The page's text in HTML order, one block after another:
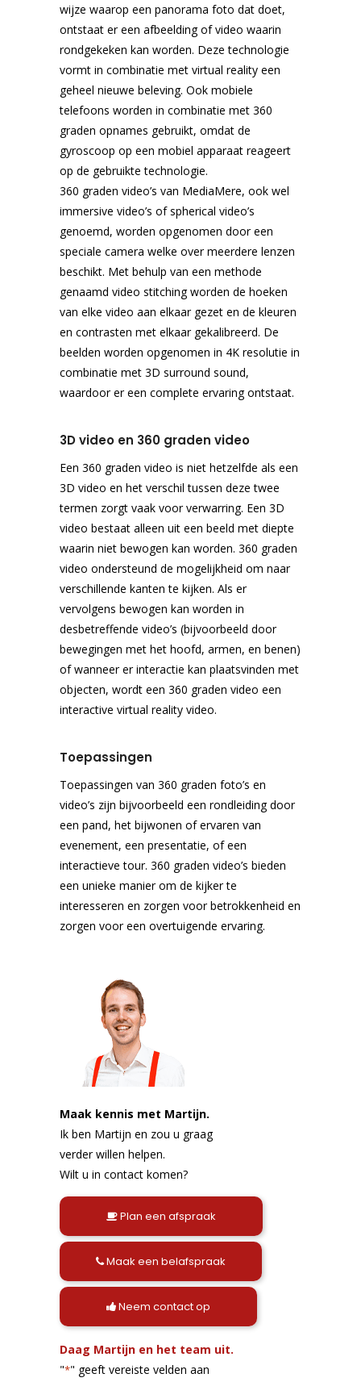
wijze waarop een panorama foto dat doet,
ontstaat er een afbeelding of video waarin
rondgekeken kan worden. Deze technologie
vormt in combinatie met virtual reality een
geheel nieuwe beleving. Ook mobiele
telefoons worden in combinatie met 360
graden opnames gebruikt, omdat de
gyroscoop op een mobiel apparaat reageert
op de gebruikte technologie.
360 graden video’s van MediaMere, ook wel
immersive video’s of spherical video’s
genoemd, worden opgenomen door een
speciale camera welke over meerdere lenzen
beschikt. Met behulp van een methode
genaamd video stitching worden de hoeken
van elke video aan elkaar gezet en de kleuren
en contrasten met elkaar gekalibreerd. De
beelden worden opgenomen in 4K resolutie in
combinatie met 3D surround sound,
waardoor er een complete ervaring ontstaat.
3D video en 360 graden video
Een 360 graden video is niet hetzelfde als een
3D video en het verschil tussen deze twee
termen zorgt vaak voor verwarring. Een 3D
video bestaat alleen uit een beeld met diepte
waarin niet bewogen kan worden. 360 graden
video ondersteund de mogelijkheid om naar
verschillende kanten te kijken. Als er
vervolgens bewogen kan worden in
desbetreffende video’s (bijvoorbeeld door
bewegingen met het hoofd, armen, en benen)
of wanneer er interactie kan plaatsvinden met
objecten, wordt een 360 graden video een
interactive virtual reality video.
Toepassingen
Toepassingen van 360 graden foto’s en
video’s zijn bijvoorbeeld een rondleiding door
een pand, het bijwonen of ervaren van
evenement, een presentatie, of een
interactieve tour. 360 graden video’s bieden
een unieke manier om de kijker te
interesseren en zorgen voor betrokkenheid en
zorgen voor een overtuigende ervaring.
Maak kennis met Martijn.
Ik ben Martijn en zou u graag
verder willen helpen.
Wilt u in contact komen?
Plan een afspraak
Maak een belafspraak
Neem contact op
Daag Martijn en het team uit.
"*" geeft vereiste velden aan